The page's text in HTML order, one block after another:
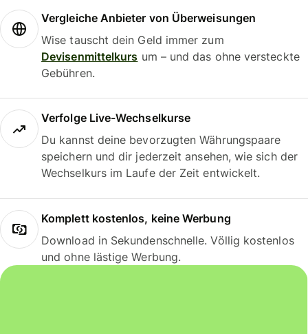
Vergleiche Anbieter von Überweisungen
Wise tauscht dein Geld immer zum
Devisenmittelkurs um – und das ohne versteckte
Gebühren.
Verfolge Live-Wechselkurse
Du kannst deine bevorzugten Währungspaare
speichern und dir jederzeit ansehen, wie sich der
Wechselkurs im Laufe der Zeit entwickelt.
Komplett kostenlos, keine Werbung
Download in Sekundenschnelle. Völlig kostenlos
und ohne lästige Werbung.